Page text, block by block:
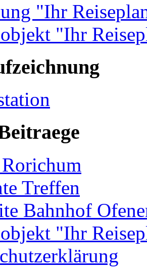
"Ihr
"Ihr
Treffen
Bahnhof
"Ihr